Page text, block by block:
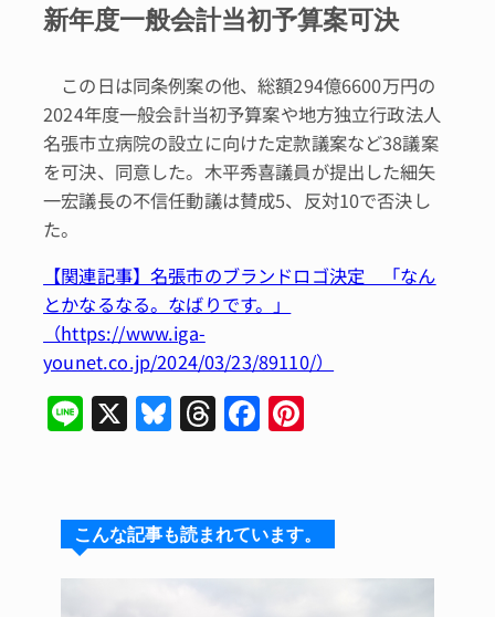
新年度一般会計当初予算案可決
この日は同条例案の他、総額294億6600万円の
2024年度一般会計当初予算案や地方独立行政法人
名張市立病院の設立に向けた定款議案など38議案
を可決、同意した。木平秀喜議員が提出した細矢
一宏議長の不信任動議は賛成5、反対10で否決し
た。
【関連記事】名張市のブランドロゴ決定 「なん
とかなるなる。なばりです。」
（https://www.iga-
younet.co.jp/2024/03/23/89110/）
Li
n
X Bl
u
s
k
y
T
hr
a
d
s
F
a
e
b
o
re
st
こんな記事も読まれています。